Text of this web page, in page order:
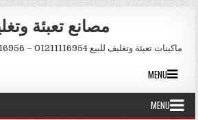
Skip to content
مصانع تعبئة
ماكينات تعبئة وتغليف للبيع 01211116954 – 01211116956 – 01211116958
MENU
MENU